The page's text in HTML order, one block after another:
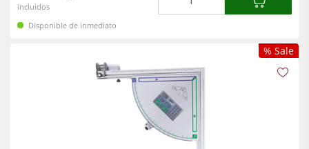
incluidos
Disponible de inmediato
% Sale